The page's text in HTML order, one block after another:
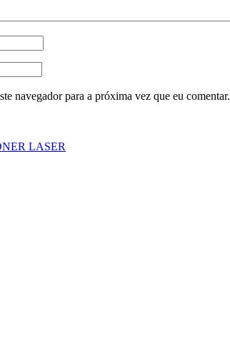
navegador para a próxima vez que eu comentar.
LASER